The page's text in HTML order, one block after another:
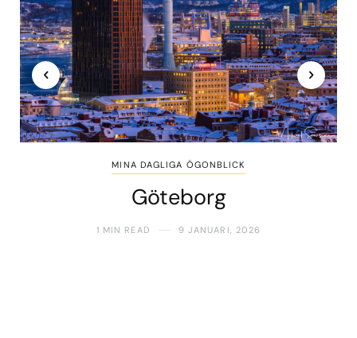
MINA DAGLIGA ÖGONBLICK
Göteborg
1 MIN READ 9 JANUARI, 2026